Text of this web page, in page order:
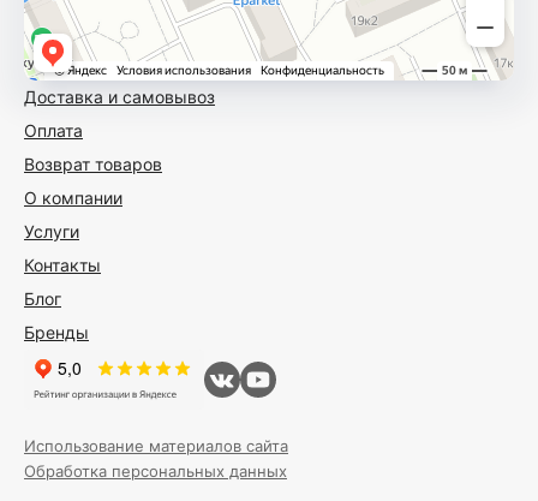
Доставка и самовывоз
Оплата
Возврат товаров
О компании
Услуги
Контакты
Блог
Бренды
Использование материалов сайта
Обработка персональных данных